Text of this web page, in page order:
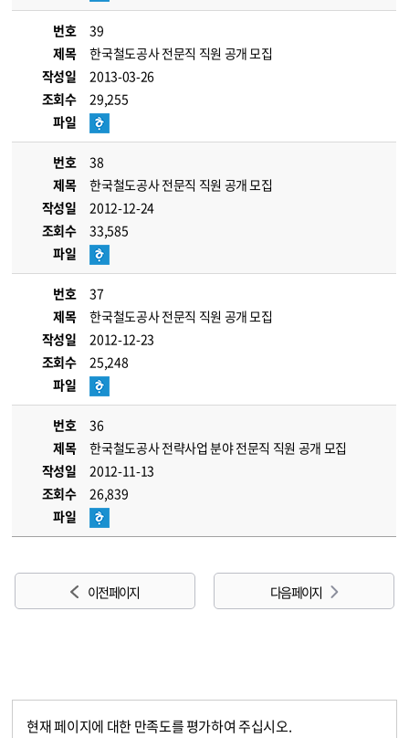
번호
39
제목
한국철도공사 전문직 직원 공개 모집
작성일
2013-03-26
조회수
29,255
파일
번호
38
제목
한국철도공사 전문직 직원 공개 모집
작성일
2012-12-24
조회수
33,585
파일
번호
37
제목
한국철도공사 전문직 직원 공개 모집
작성일
2012-12-23
조회수
25,248
파일
번호
36
제목
한국철도공사 전략사업 분야 전문직 직원 공개 모집
작성일
2012-11-13
조회수
26,839
파일
이전 페이지 다음 페이지
현재 페이지에 대한 만족도를 평가하여 주십시오.